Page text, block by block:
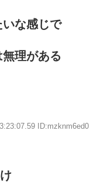
な感じで
理がある
ID:mzknm6ed0